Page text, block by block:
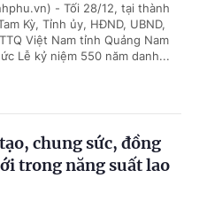
- Tối 28/12, tại thành
Kỳ, Tỉnh ủy, HĐND, UBND,
Việt Nam tỉnh Quảng Nam
Lễ kỷ niệm 550 năm danh...
chung sức, đồng
trong năng suất lao